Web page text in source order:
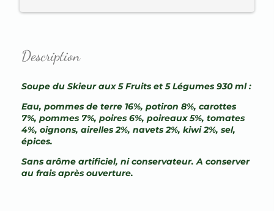
Description
Soupe du Skieur aux 5 Fruits et 5 Légumes 930 ml :
Eau, pommes de terre 16%, potiron 8%, carottes
7%, pommes 7%, poires 6%, poireaux 5%, tomates
4%, oignons, airelles 2%, navets 2%, kiwi 2%, sel,
épices.
Sans arôme artificiel, ni conservateur. A conserver
au frais après ouverture.